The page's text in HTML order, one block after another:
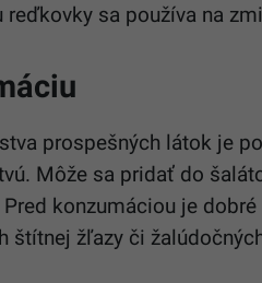
sa používa na
prospešných látok je
Môže sa pridať do
konzumáciou je
štítnej žľazy či